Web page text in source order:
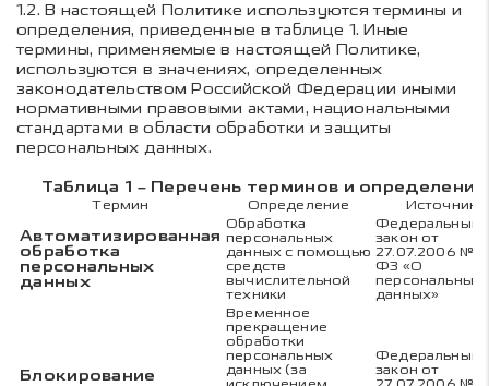
1.2. В настоящей Политике используются термины и
определения, приведенные в таблице 1. Иные
термины, применяемые в настоящей Политике,
используются в значениях, определенных
законодательством Российской Федерации иными
нормативными правовыми актами, национальными
стандартами в области обработки и защиты
персональных данных.
Таблица 1 – Перечень терминов и определений
Термин Определение Источник
Автоматизированная
обработка
персональных
данных
Обработка
персональных
данных с помощью
средств
вычислительной
техники
Федеральный
закон от
27.07.2006 №
ФЗ «О
персональных
данных»
Блокирование
Временное
прекращение
обработки
персональных
данных (за
Федеральный
закон от